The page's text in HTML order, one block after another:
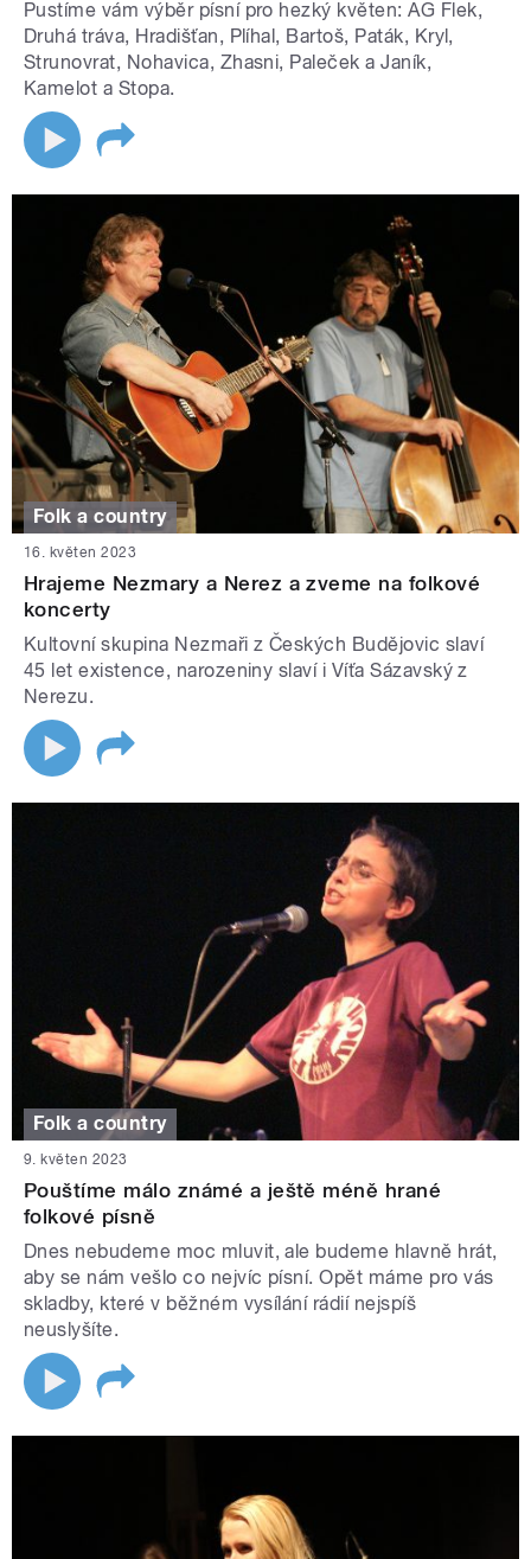
Pustíme vám výběr písní pro hezký květen: AG Flek,
Druhá tráva, Hradišťan, Plíhal, Bartoš, Paták, Kryl,
Strunovrat, Nohavica, Zhasni, Paleček a Janík,
Kamelot a Stopa.
Folk a country
16. květen 2023
Hrajeme Nezmary a Nerez a zveme na folkové
koncerty
Kultovní skupina Nezmaři z Českých Budějovic slaví
45 let existence, narozeniny slaví i Víťa Sázavský z
Nerezu.
Folk a country
9. květen 2023
Pouštíme málo známé a ještě méně hrané
folkové písně
Dnes nebudeme moc mluvit, ale budeme hlavně hrát,
aby se nám vešlo co nejvíc písní. Opět máme pro vás
skladby, které v běžném vysílání rádií nejspíš
neuslyšíte.